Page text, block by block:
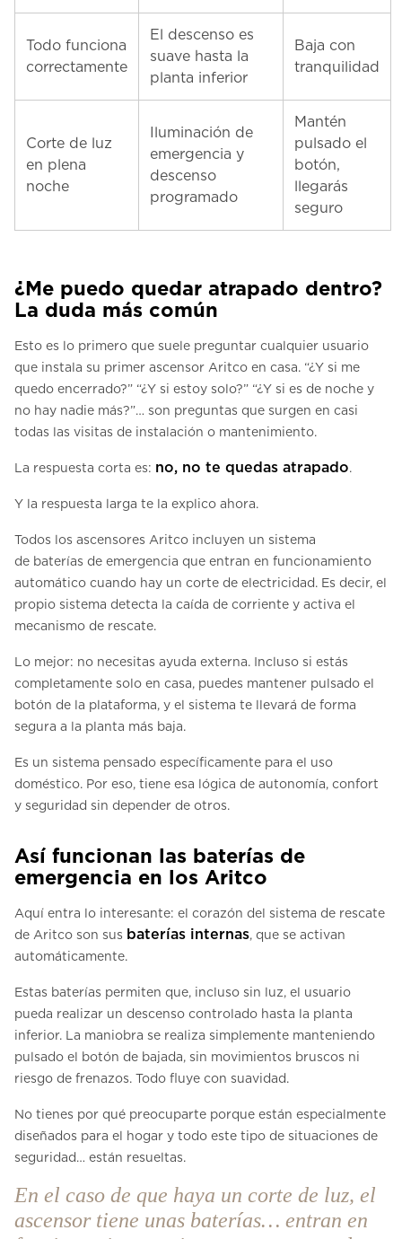
Todo funciona
correctamente
El descenso es
suave hasta la
planta inferior
Baja con
tranquilidad
Corte de luz
en plena
noche
Iluminación de
emergencia y
descenso
programado
Mantén
pulsado el
botón,
llegarás
seguro
¿Me puedo quedar atrapado dentro?
La duda más común
Esto es lo primero que suele preguntar cualquier usuario
que instala su primer ascensor Aritco en casa. “¿Y si me
quedo encerrado?” “¿Y si estoy solo?” “¿Y si es de noche y
no hay nadie más?”… son preguntas que surgen en casi
todas las visitas de instalación o mantenimiento.
La respuesta corta es: no, no te quedas atrapado.
Y la respuesta larga te la explico ahora.
Todos los ascensores Aritco incluyen un sistema
de baterías de emergencia que entran en funcionamiento
automático cuando hay un corte de electricidad. Es decir, el
propio sistema detecta la caída de corriente y activa el
mecanismo de rescate.
Lo mejor: no necesitas ayuda externa. Incluso si estás
completamente solo en casa, puedes mantener pulsado el
botón de la plataforma, y el sistema te llevará de forma
segura a la planta más baja.
Es un sistema pensado específicamente para el uso
doméstico. Por eso, tiene esa lógica de autonomía, confort
y seguridad sin depender de otros.
Así funcionan las baterías de
emergencia en los Aritco
Aquí entra lo interesante: el corazón del sistema de rescate
de Aritco son sus baterías internas, que se activan
automáticamente.
Estas baterías permiten que, incluso sin luz, el usuario
pueda realizar un descenso controlado hasta la planta
inferior. La maniobra se realiza simplemente manteniendo
pulsado el botón de bajada, sin movimientos bruscos ni
riesgo de frenazos. Todo fluye con suavidad.
No tienes por qué preocuparte porque están especialmente
diseñados para el hogar y todo este tipo de situaciones de
seguridad… están resueltas.
En el caso de que haya un corte de luz, el
ascensor tiene unas baterías… entran en